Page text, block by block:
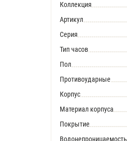
Коллекция
Артикул
Серия
Тип часов
Пол
Противоударные
Корпус
Материал корпуса
Покрытие
Водонепроницаемость